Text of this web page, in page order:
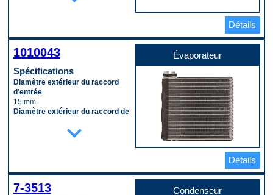
Détails
1010043
Spécifications
Diamètre extérieur du raccord
d’entrée
15 mm
Diamètre extérieur du raccord de
Aluminum
expand_more
Évaporateur
Détails
7-3513 Condenseur